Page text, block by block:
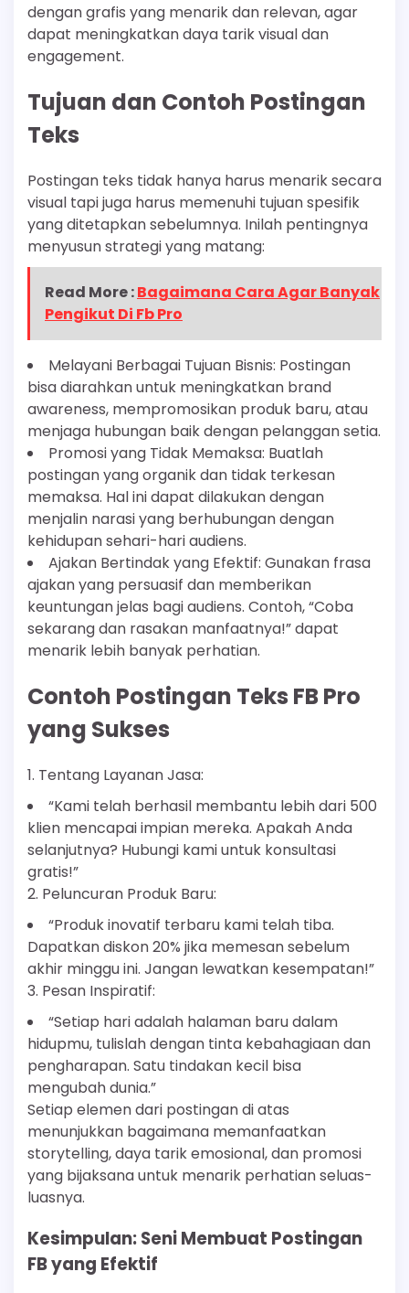
dengan grafis yang menarik dan relevan, agar
dapat meningkatkan daya tarik visual dan
engagement.
Tujuan dan Contoh Postingan
Teks
Postingan teks tidak hanya harus menarik secara
visual tapi juga harus memenuhi tujuan spesifik
yang ditetapkan sebelumnya. Inilah pentingnya
menyusun strategi yang matang:
Read More :Bagaimana Cara Agar Banyak
Pengikut Di Fb Pro
Melayani Berbagai Tujuan Bisnis: Postingan
bisa diarahkan untuk meningkatkan brand
awareness, mempromosikan produk baru, atau
menjaga hubungan baik dengan pelanggan setia.
Promosi yang Tidak Memaksa: Buatlah
postingan yang organik dan tidak terkesan
memaksa. Hal ini dapat dilakukan dengan
menjalin narasi yang berhubungan dengan
kehidupan sehari-hari audiens.
Ajakan Bertindak yang Efektif: Gunakan frasa
ajakan yang persuasif dan memberikan
keuntungan jelas bagi audiens. Contoh, “Coba
sekarang dan rasakan manfaatnya!” dapat
menarik lebih banyak perhatian.
Contoh Postingan Teks FB Pro
yang Sukses
1. Tentang Layanan Jasa:
“Kami telah berhasil membantu lebih dari 500
klien mencapai impian mereka. Apakah Anda
selanjutnya? Hubungi kami untuk konsultasi
gratis!”
2. Peluncuran Produk Baru:
“Produk inovatif terbaru kami telah tiba.
Dapatkan diskon 20% jika memesan sebelum
akhir minggu ini. Jangan lewatkan kesempatan!”
3. Pesan Inspiratif:
“Setiap hari adalah halaman baru dalam
hidupmu, tulislah dengan tinta kebahagiaan dan
pengharapan. Satu tindakan kecil bisa
mengubah dunia.”
Setiap elemen dari postingan di atas
menunjukkan bagaimana memanfaatkan
storytelling, daya tarik emosional, dan promosi
yang bijaksana untuk menarik perhatian seluas-
luasnya.
Kesimpulan: Seni Membuat Postingan
FB yang Efektif